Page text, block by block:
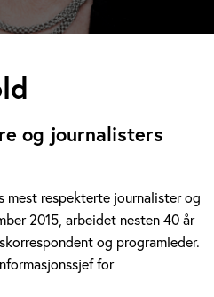
og journalisters
mest respekterte journalister og
2015, arbeidet nesten 40 år
og programleder.
for